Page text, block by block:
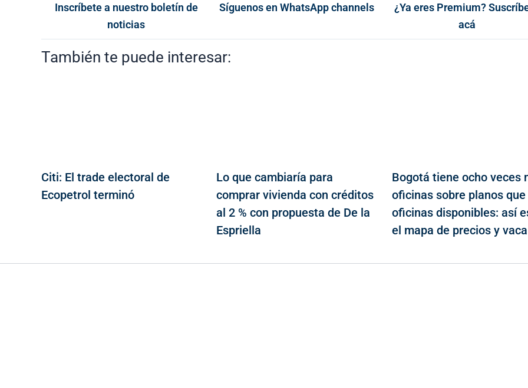
Inscríbete a nuestro boletín de
noticias
Síguenos en WhatsApp channels
¿Ya eres Premium?
acá
También te puede interesar:
Citi: El trade electoral de
Ecopetrol terminó
Lo que cambiaría para
comprar vivienda con créditos
al 2 % con propuesta de De la
Espriella
Bogotá tiene ocho veces
oficinas sobre planos que
oficinas disponibles: así
el mapa de precios y